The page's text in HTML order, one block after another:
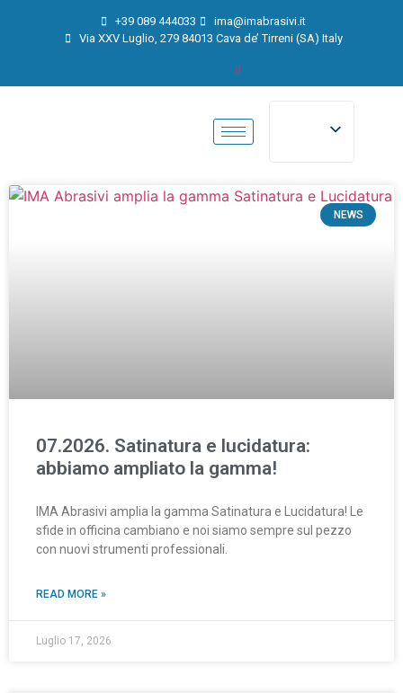
+39 089 444033
ima@imabrasivi.it
Via XXV Luglio, 279 84013 Cava de’ Tirreni (SA) Italy
NEWS
07.2026. Satinatura e lucidatura:
abbiamo ampliato la gamma!
IMA Abrasivi amplia la gamma Satinatura e Lucidatura! Le
sfide in officina cambiano e noi siamo sempre sul pezzo
con nuovi strumenti professionali.
READ MORE »
Luglio 17, 2026